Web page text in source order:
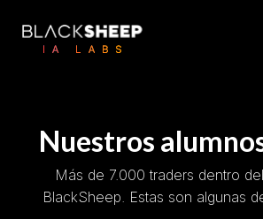
Nuestros
Más de 7.000 traders dentro
BlackSheep. Estas son algunas